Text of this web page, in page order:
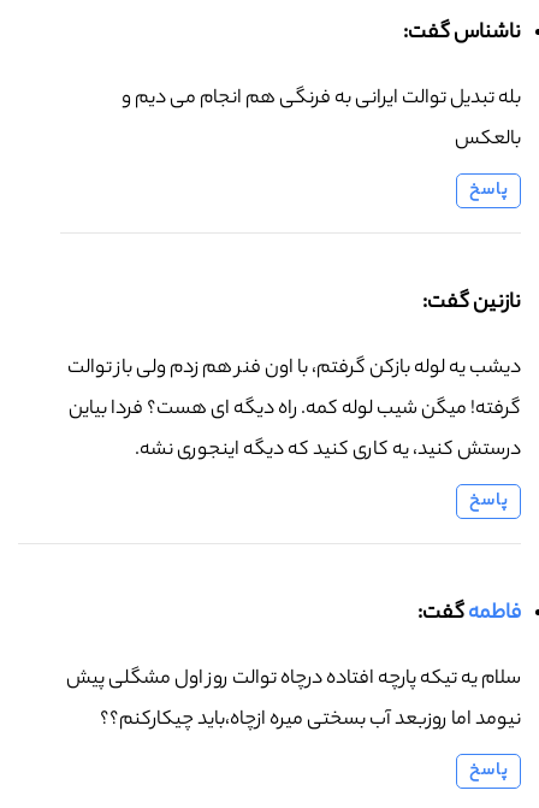
ناشناس گفت:
بله تبدیل توالت ایرانی به فرنگی هم انجام می دیم و
بالعکس
پاسخ
نازنین گفت:
دیشب یه لوله بازکن گرفتم، با اون فنر هم زدم ولی باز توالت
گرفته! میگن شیب لوله کمه. راه دیگه ای هست؟ فردا بیاین
درستش کنید، یه کاری کنید که دیگه اینجوری نشه.
پاسخ
فاطمهگفت:
سلام یه تیکه پارچه افتاده درچاه توالت روز اول مشگلی پیش
نیومد اما روزبعد آب بسختی میره ازچاه،باید چیکارکنم؟؟
پاسخ